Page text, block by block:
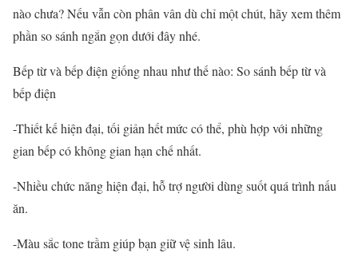
nào chưa? Nếu vẫn còn phân vân dù chỉ một chút, hãy xem thêm
phần so sánh ngắn gọn dưới đây nhé.
Bếp từ và bếp điện giống nhau như thế nào: So sánh bếp từ và
bếp điện
-Thiết kế hiện đại, tối giản hết mức có thể, phù hợp với những
gian bếp có không gian hạn chế nhất.
-Nhiều chức năng hiện đại, hỗ trợ người dùng suốt quá trình nấu
ăn.
-Màu sắc tone trầm giúp bạn giữ vệ sinh lâu.